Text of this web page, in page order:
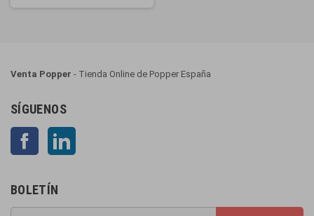
Venta Popper - Tienda Online de Popper España
SÍGUENOS
Facebook
BOLETÍN